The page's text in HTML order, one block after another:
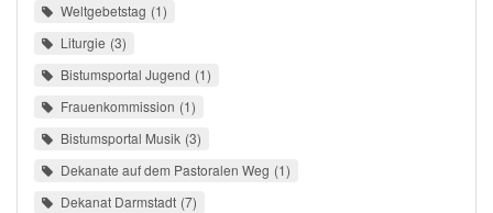
Weltgebetstag 1
Liturgie 3
Bistumsportal Jugend 1
Frauenkommission 1
Bistumsportal Musik 3
Dekanate auf dem Pastoralen Weg 1
Dekanat Darmstadt 7